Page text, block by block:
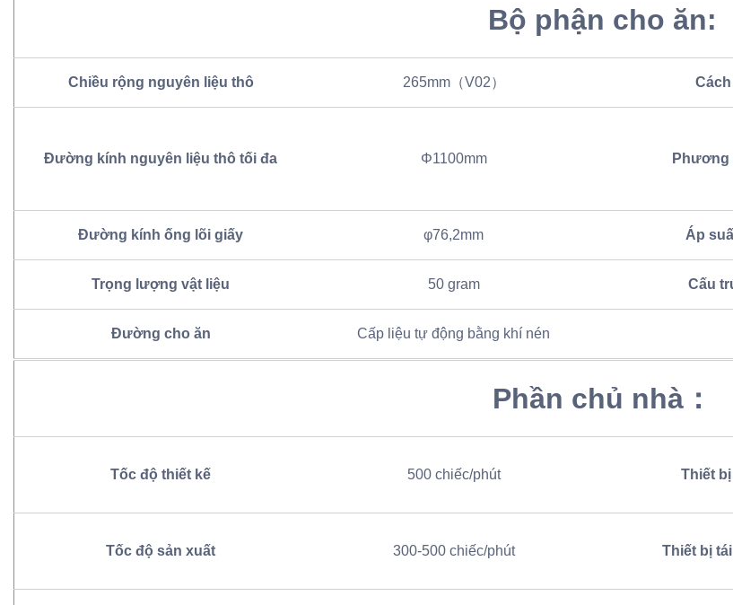
Bộ phận cho ăn:
Chiều rộng nguyên liệu thô 265mm（V02）
Đường kính nguyên liệu thô tối đa Φ1100mm Phương
Đường kính ống lõi giấy φ76,2mm Áp
Trọng lượng vật liệu 50 gram Cấu
Đường cho ăn Cấp liệu tự động bằng khí nén
Phần chủ nhà：
Tốc độ thiết kế 500 chiếc/phút Thiết
Tốc độ sản xuất 300-500 chiếc/phút Thiết bị